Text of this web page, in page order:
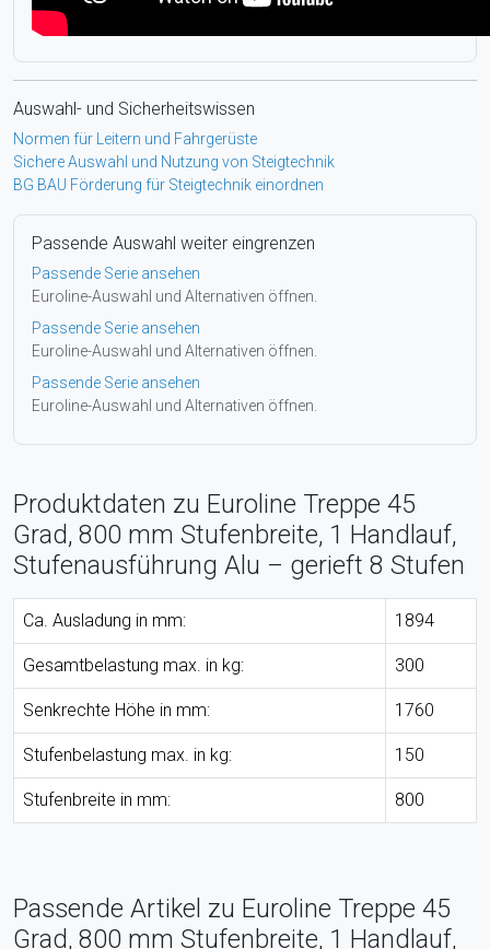
Auswahl- und Sicherheitswissen
Normen für Leitern und Fahrgerüste
Sichere Auswahl und Nutzung von Steigtechnik
BG BAU Förderung für Steigtechnik einordnen
Passende Auswahl weiter eingrenzen
Passende Serie ansehen
Euroline-Auswahl und Alternativen öffnen.
Passende Serie ansehen
Euroline-Auswahl und Alternativen öffnen.
Passende Serie ansehen
Euroline-Auswahl und Alternativen öffnen.
Produktdaten zu Euroline Treppe 45
Grad, 800 mm Stufenbreite, 1 Handlauf,
Stufenausführung Alu – gerieft 8 Stufen
Ca. Ausladung in mm: 1894
Gesamtbelastung max. in kg: 300
Senkrechte Höhe in mm: 1760
Stufenbelastung max. in kg: 150
Stufenbreite in mm: 800
Passende Artikel zu Euroline Treppe 45
Grad, 800 mm Stufenbreite, 1 Handlauf,